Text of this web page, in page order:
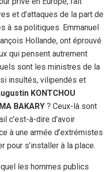
et d’attaques de la part de
à sa politiques. Emmanuel
Hollande, ont éprouvé
qui pensent autrement
sont les ministres de la
insultés, vilipendés et
KONTCHOU
BAKARY ? Ceux-là sont
c’est-à-dire d’avoir
à une armée d’extrémistes
pour s’installer à la place.
les hommes publics